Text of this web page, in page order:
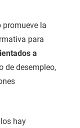
promueve la
para
a
de desempleo,
hay